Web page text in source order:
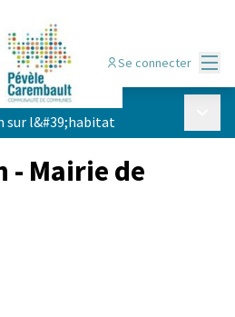
Se connecter
sur l&#39;habitat
Mairie de